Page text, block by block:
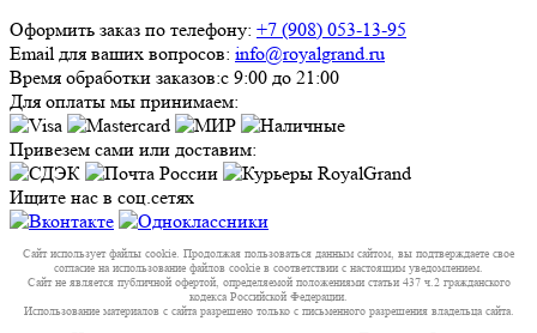
Оформить заказ по телефону: +7 (908) 053-13-95
Email для ваших вопросов: info@royalgrand.ru
Время обработки заказов:с 9:00 до 21:00
Для оплаты мы принимаем:
Привезем сами или доставим:
Ищите нас в соц.сетях
Сайт использует файлы cookie. Продолжая пользоваться данным сайтом, вы подтверждаете свое
согласие на использование файлов cookie в соответствии с настоящим уведомлением.
Сайт не является публичной офертой, определяемой положениями статьи 437 ч.2 гражданского
кодекса Российской Федерации.
Использование материалов с сайта разрешено только с письменного разрешения владельца сайта.